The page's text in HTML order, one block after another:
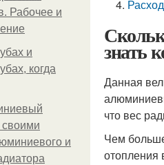
Рабочее и
и
когда
своими
и
знать
Данная
что вес
Чем
отопления